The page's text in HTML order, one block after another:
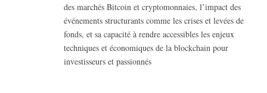
des marchés Bitcoin et cryptomonnaies, l’impact des
événements structurants comme les crises et levées de
fonds, et sa capacité à rendre accessibles les enjeux
techniques et économiques de la blockchain pour
investisseurs et passionnés